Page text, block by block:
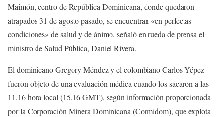
Maimón, centro de República Dominicana, donde quedaron
atrapados 31 de agosto pasado, se encuentran «en perfectas
condiciones» de salud y de ánimo, señaló en rueda de prensa el
ministro de Salud Pública, Daniel Rivera.
El dominicano Gregory Méndez y el colombiano Carlos Yépez
fueron objeto de una evaluación médica cuando los sacaron a las
11.16 hora local (15.16 GMT), según información proporcionada
por la Corporación Minera Dominicana (Cormidom), que explota